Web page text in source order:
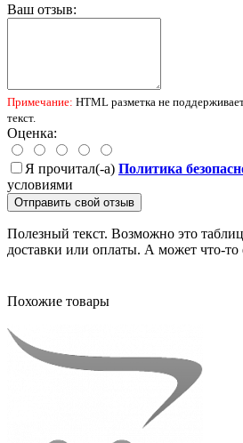
Ваш отзыв:
Примечание: HTML разметка не
текст.
Оценка:
Я прочитал(-а) Политика
условиями
Отправить свой отзыв
Полезный текст. Возможно это
доставки или оплаты. А может что-то
Похожие товары